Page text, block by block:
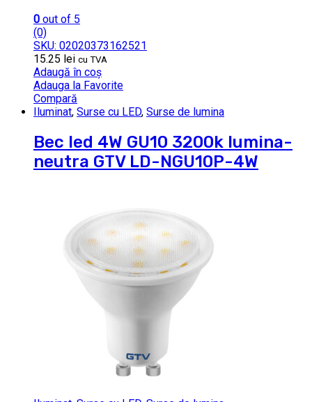
0 out of 5
(0)
SKU: 02020373162521
15.25 lei cu TVA
Adaugă în coș
Adauga la Favorite
Compară
Iluminat, Surse cu LED, Surse de lumina
Bec led 4W GU10 3200k lumina-
neutra GTV LD-NGU10P-4W